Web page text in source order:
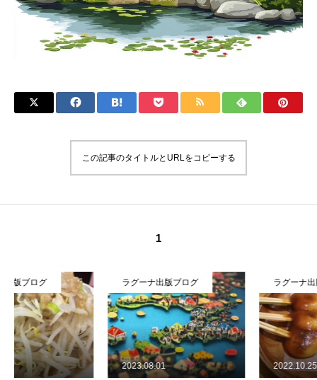
この記事のタイトルとURLをコピーする
1
ラグーナ出版ブログ
2023.08.01
ラグーナ出版ブログ
2022.10.25